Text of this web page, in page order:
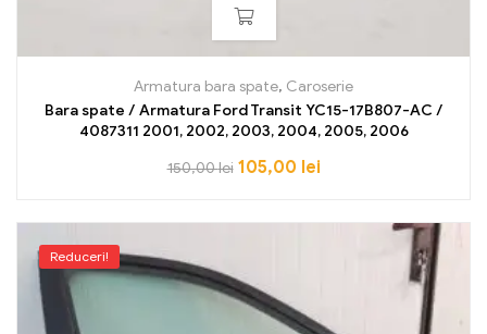
Armatura bara spate, Caroserie
Bara spate / Armatura Ford Transit YC15-17B807-AC /
4087311 2001, 2002, 2003, 2004, 2005, 2006
150,00lei 105,00 lei
Reduceri!